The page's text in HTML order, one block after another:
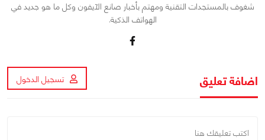
شغوف بالمستجدات التقنية ومهتم بأخبار صانع الآيفون وكل ما هو جديد في
الهواتف الذكية.
اضافة تعليق تسجيل الدخول